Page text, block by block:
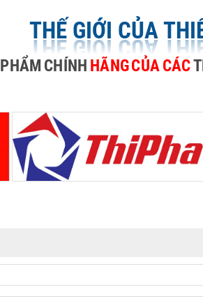
THẾ GIỚI CỦA
PHẨM CHÍNH HÃNGCỦACÁC